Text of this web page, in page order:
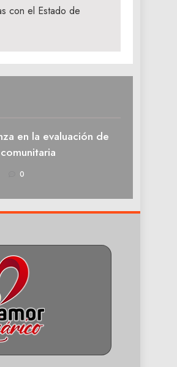
con el Estado de
en la evaluación de
0